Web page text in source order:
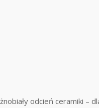
odcień ceramiki –